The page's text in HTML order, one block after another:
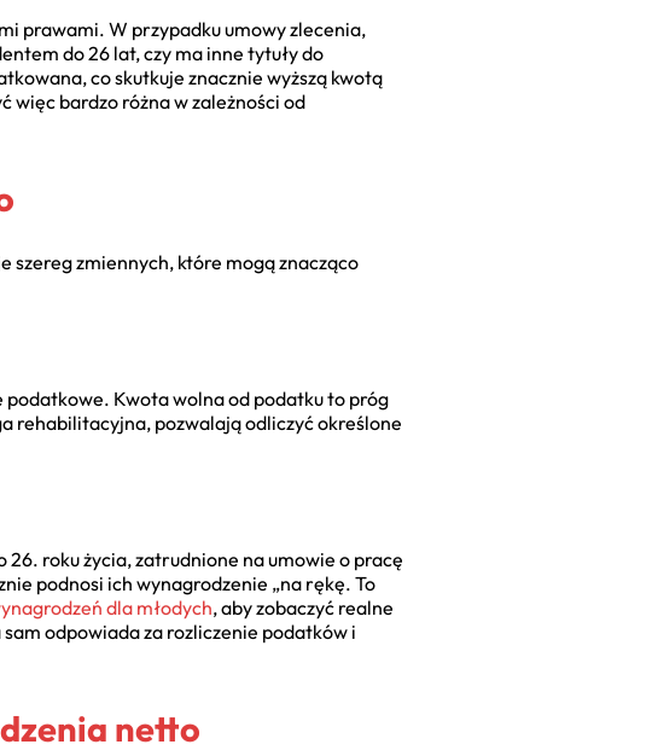
prawami. W przypadku umowy zlecenia,
do 26 lat, czy ma inne tytuły do
co skutkuje znacznie wyższą kwotą
więc bardzo różna w zależności od
szereg zmiennych, które mogą znacząco
Kwota wolna od podatku to próg
rehabilitacyjna, pozwalają odliczyć określone
roku życia, zatrudnione na umowie o pracę
podnosi ich wynagrodzenie „na rękę. To
dla młodych, aby zobaczyć realne
odpowiada za rozliczenie podatków i
netto